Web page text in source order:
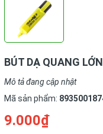
BÚT DẠ QUANG
Mô tả đang cập nhật
Mã sản phẩm:
9.000₫